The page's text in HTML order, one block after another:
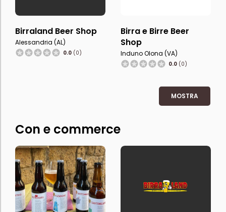
Birraland Beer Shop
Alessandria (AL)
0.0 (0)
Birra e Birre Beer
Shop
Induno Olona (VA)
0.0 (0)
MOSTRA
Con e commerce